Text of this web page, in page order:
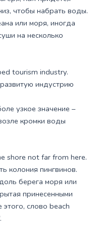
чтобы набрать воды.
или моря, иногда
на несколько
tourism industry.
индустрию
узкое значение –
кромки воды
shore not far from here.
колония пингвинов.
берега моря или
принесенными
слово beach